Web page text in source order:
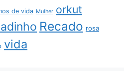
de vida Mulher orkut
Recado rosa
vida